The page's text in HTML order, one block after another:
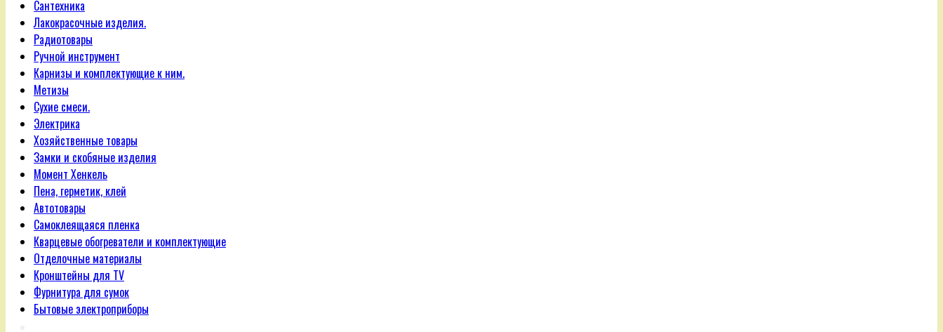
Сантехника
Лакокрасочные изделия.
Радиотовары
Ручной инструмент
Карнизы и комплектующие к ним.
Метизы
Сухие смеси.
Электрика
Хозяйственные товары
Замки и скобяные изделия
Момент Хенкель
Пена, герметик, клей
Автотовары
Самоклеящаяся пленка
Кварцевые обогреватели и комплектующие
Отделочные материалы
Кронштейны для TV
Фурнитура для сумок
Бытовые электроприборы